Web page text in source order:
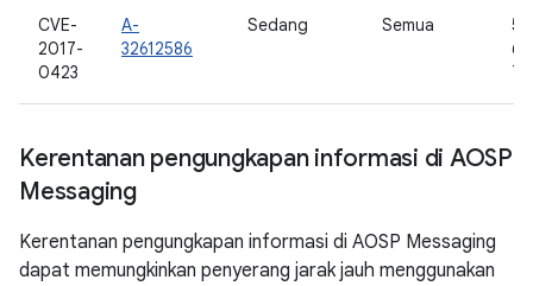
CVE-
2017-
0423
A-
32612586
Sedang Semua
Kerentanan pengungkapan informasi di AOSP
Messaging
Kerentanan pengungkapan informasi di AOSP Messaging
dapat memungkinkan penyerang jarak jauh menggunakan